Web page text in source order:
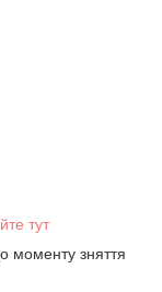
тут
моменту зняття